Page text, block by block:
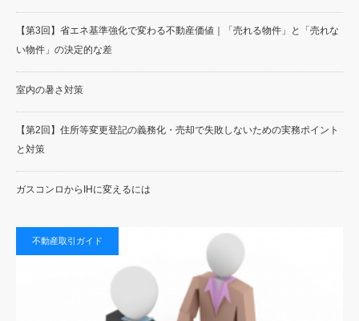
【第3回】省エネ基準強化で変わる不動産価値｜「売れる物件」と「売れな
い物件」の決定的な差
室内の暑さ対策
【第2回】住所等変更登記の義務化・売却で失敗しないための実務ポイント
と対策
ガスコンロからIHに変えるには
不動産取引ガイド